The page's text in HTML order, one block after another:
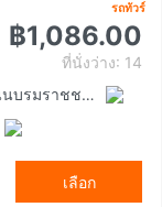
รถทัวร์
฿1,086.00
ที่นั่งว่าง: 14
สถานีขนส่งผู้โดยสารกรุงเทพ ถนนบรมราชชนนี (สายใต้ใหม่)
เลือก